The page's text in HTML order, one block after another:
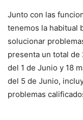
Junto con las
tenemos la habitual
solucionar
presenta un total
del 1 de Junio y 18
del 5 de Junio,
problemas